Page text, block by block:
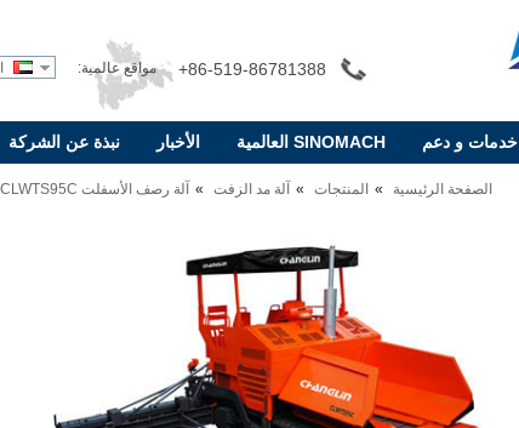
+86-519-86781388 مواقع عالمية:
خدمات و دعم SINOMACH العالمية الأخبار نبذة عن الشركة
الصفحة الرئيسية المنتجات آلة مد الزفت آلة رصف الأسفلت CLWTS95C